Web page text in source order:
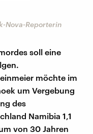
Nova-Reporterin
soll eine
möchte im
um Vergebung
des
Namibia 1,1
von 30 Jahren